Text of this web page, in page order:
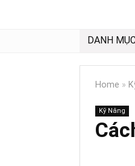
DANH
Home »
Kỹ Năng